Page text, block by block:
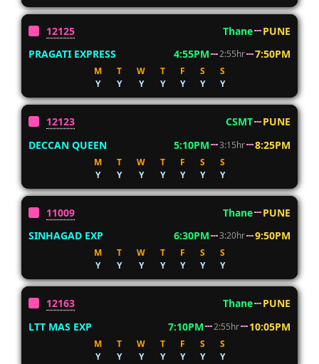
12125 Thane
PUNE
PRAGATI EXPRESS
4:55PM 2:55hr 7:50PM
M T W T F S
S
Y
Y Y Y Y Y Y
12123 CSMT
PUNE
DECCAN QUEEN
5:10PM 3:15hr 8:25PM
M T W T F S
S
Y
Y Y Y Y Y Y
11009 Thane
PUNE
SINHAGAD EXP
6:30PM 3:20hr 9:50PM
M T W T F S
S
Y
Y Y Y Y Y Y
12163 Thane
PUNE
LTT MAS EXP
7:10PM 2:55hr 10:05PM
M T W T F S
S
Y
Y Y Y Y Y Y